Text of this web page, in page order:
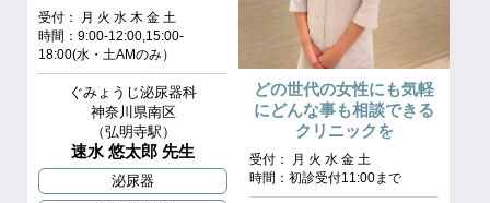
受付： 月 火 水 木 金 土
時間：9:00-12:00,15:00-
18:00(水・土AMのみ）
ぐみょうじ泌尿器科
神奈川県南区
（弘明寺駅）
速水 悠太郎 先生
泌尿器
どの世代の女性にも気軽
にどんな事も相談できる
クリニックを
受付： 月 火 水 金 土
時間：初診受付11:00まで